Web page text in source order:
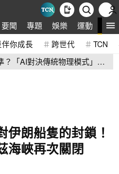
要聞 專題 娛樂 運動 全
你成長 跨世代 TCN
？「AI對決傳統物理模式」第
伊朗船隻的封鎖！
海峽再次關閉